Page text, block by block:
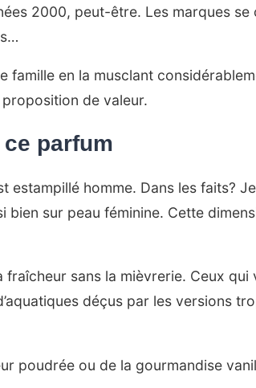
2000, peut-être. Les marques
en la musclant
proposition de valeur.
parfum
homme. Dans les faits? Je
sur peau féminine. Cette
sans la mièvrerie. Ceux qui
déçus par les versions
poudrée ou de la gourmandise